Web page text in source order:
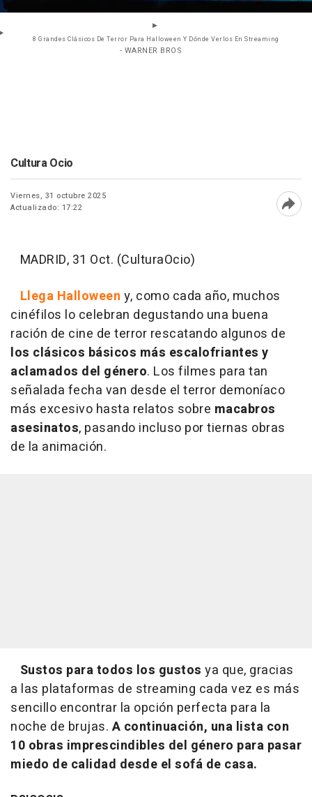
8 Grandes Clásicos De Terror Para Halloween Y Dónde Verlos En Streaming
- WARNER BROS
Cultura Ocio
Viernes, 31 octubre 2025
Actualizado: 17:22
MADRID, 31 Oct. (CulturaOcio)
Llega Halloween y, como cada año, muchos
cinéfilos lo celebran degustando una buena
ración de cine de terror rescatando algunos de
los clásicos básicos más escalofriantes y
aclamados del género. Los filmes para tan
señalada fecha van desde el terror demoníaco
más excesivo hasta relatos sobre macabros
asesinatos, pasando incluso por tiernas obras
de la animación.
Sustos para todos los gustos ya que, gracias
a las plataformas de streaming cada vez es más
sencillo encontrar la opción perfecta para la
noche de brujas. A continuación, una lista con
10 obras imprescindibles del género para pasar
miedo de calidad desde el sofá de casa.